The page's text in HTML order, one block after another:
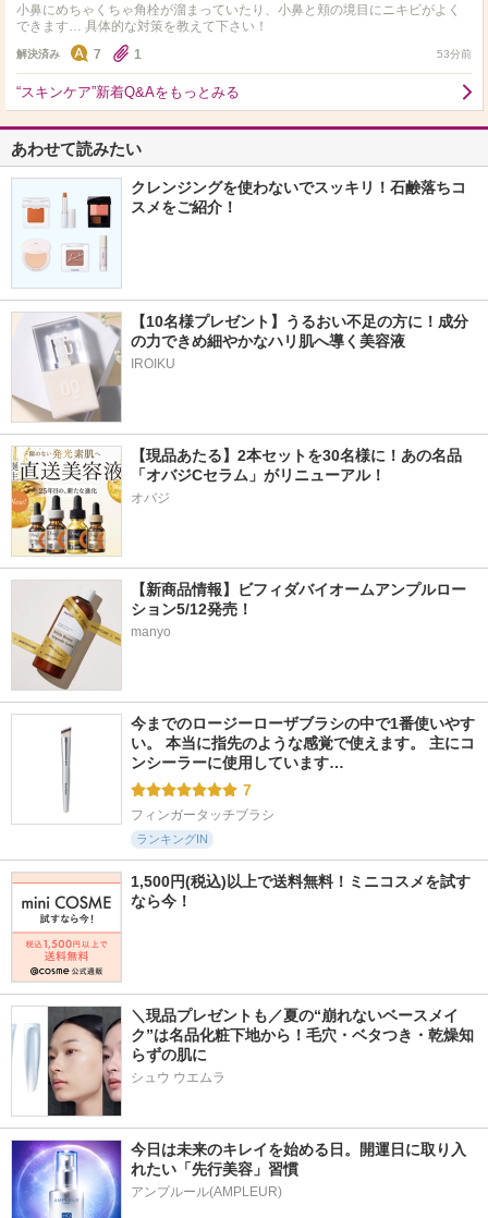
小鼻にめちゃくちゃ角栓が溜まっていたり、小鼻と頬の境目にニキビがよく
できます… 具体的な対策を教えて下さい！
解決済み 7 1 53分前
“スキンケア”新着Q&Aをもっとみる
あわせて読みたい
クレンジングを使わないでスッキリ！石鹸落ちコ
スメをご紹介！
【10名様プレゼント】うるおい不足の方に！成分
の力できめ細やかなハリ肌へ導く美容液
IROIKU
【現品あたる】2本セットを30名様に！あの名品
「オバジCセラム」がリニューアル！
オバジ
【新商品情報】ビフィダバイオームアンプルロー
ション5/12発売！
manyo
今までのロージーローザブラシの中で1番使いやす
い。 本当に指先のような感覚で使えます。 主にコ
ンシーラーに使用しています…
7
フィンガータッチブラシ
ランキングIN
1,500円(税込)以上で送料無料！ミニコスメを試す
なら今！
＼現品プレゼントも／夏の“崩れないベースメイ
ク”は名品化粧下地から！毛穴・ベタつき・乾燥知
らずの肌に
シュウ ウエムラ
今日は未来のキレイを始める日。開運日に取り入
れたい「先行美容」習慣
アンプルール(AMPLEUR)